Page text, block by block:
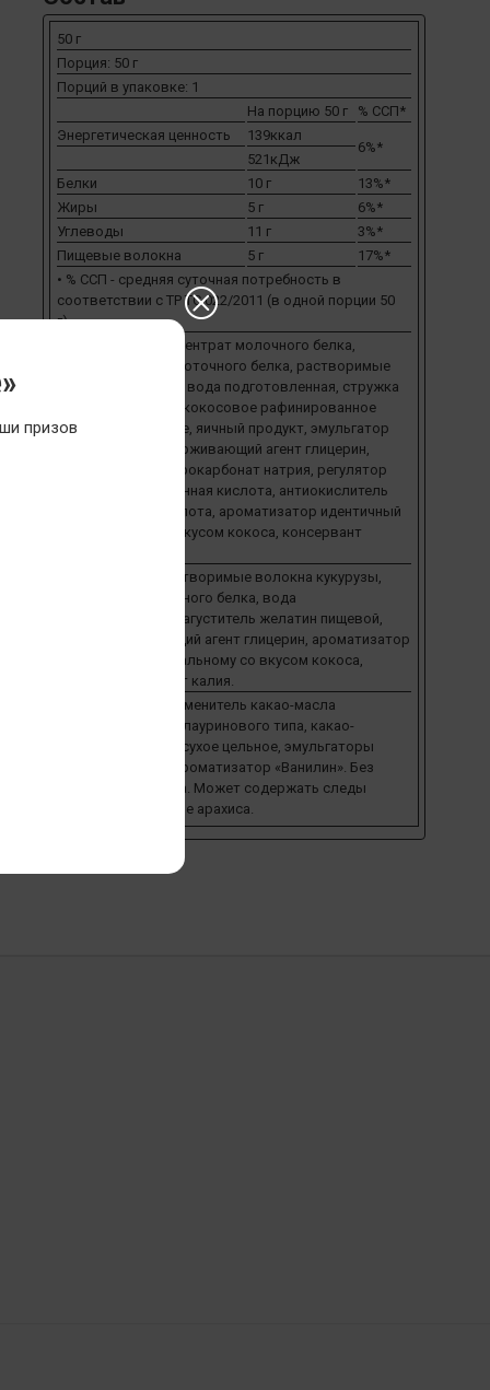
50 г
Порция: 50 г
Порций в упаковке: 1
На порцию 50 г
% ССП*
Энергетическая ценность
139ккал
6%*
521кДж
Белки
10 г
13%*
Жиры
5 г
6%*
Углеводы
11 г
3%*
Пищевые волокна
5 г
17%*
• % ССП - средняя суточная потребность в
соответствии с ТР ТС 022/2011 (в одной порции 50
г).
Ингредиенты: концентрат молочного белка,
концентрат сывороточного белка, растворимые
волокна кукурузы, вода подготовлен­ная, стружка
кокосовая, масло кокосовое рафинированное
дезодорированное, яичный продукт, эмульгатор
лецитин, влагоудерживающий агент глицерин,
разрыхлитель гидрокарбонат натрия, регулятор
кислотности лимонная кислота, антиокислитель
аскорбиновая кислота, аромати­затор идентичный
натуральному со вкусом кокоса, консервант
Состав суфле: растворимые волокна кукурузы,
концентрат молочного белка, вода
подготовленная, загуститель желатин пище­вой,
влагоудерживающий агент глицерин, ароматизатор
идентичный натуральному со вкусом кокоса,
консервант сорбат калия.
Состав глазури: заменитель какао-масла
нетемперируемый лауринового типа, какао-
порошок, молоко сухое цельное, эмульгаторы
лецитин соевый, ароматизатор «Ванилин». Без
добавления сахара. Может содержать следы
орехов, в том числе арахиса.
призов